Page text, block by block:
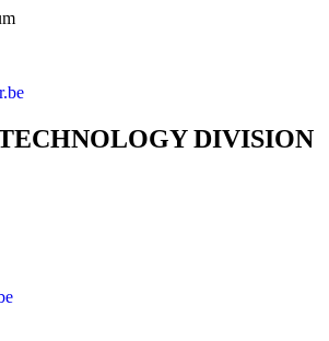
DIVISION